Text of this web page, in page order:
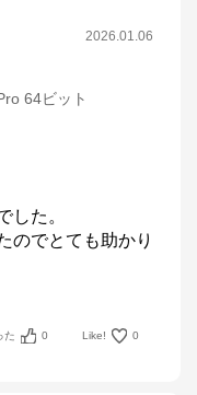
2026.01.06
64ビット
した。
のでとても助かり
た 0 Like! 0